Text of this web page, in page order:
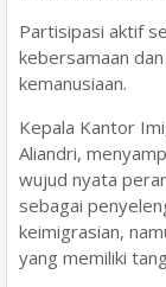
Partisipasi aktif
kebersamaan
kemanusiaan.
Kepala Kantor
Aliandri,
wujud nyata
sebagai
keimigrasian,
yang memiliki